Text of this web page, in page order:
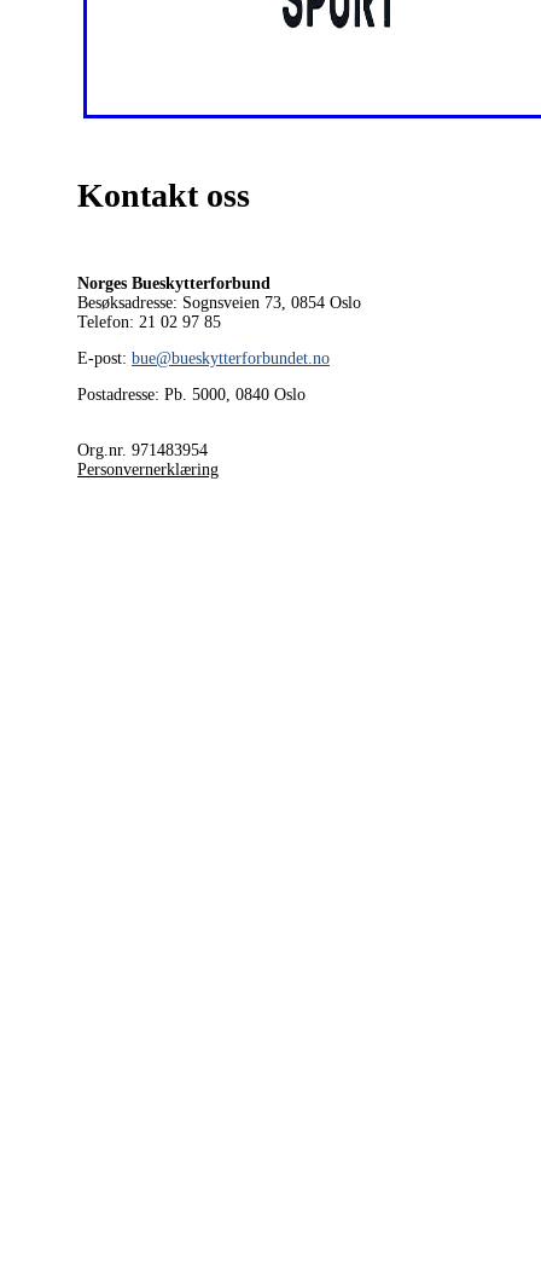
Kontakt oss
Norges Bueskytterforbund
Besøksadresse: Sognsveien 73, 0854 Oslo
Telefon: 21 02 97 85
E-post: bue@bueskytterforbundet.no
Postadresse: Pb. 5000, 0840 Oslo
Org.nr. 971483954
Personvernerklæring